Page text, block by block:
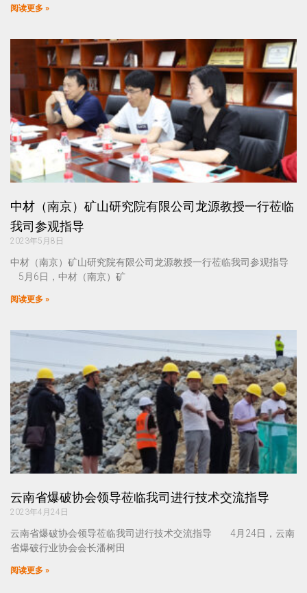
阅读更多 »
中材（南京）矿山研究院有限公司龙源教授一行莅临
我司参观指导
2023年5月8日
中材（南京）矿山研究院有限公司龙源教授一行莅临我司参观指导
5月6日，中材（南京）矿
阅读更多 »
云南省爆破协会领导莅临我司进行技术交流指导
2023年4月24日
云南省爆破协会领导莅临我司进行技术交流指导 4月24日，云南
省爆破行业协会会长潘树田
阅读更多 »